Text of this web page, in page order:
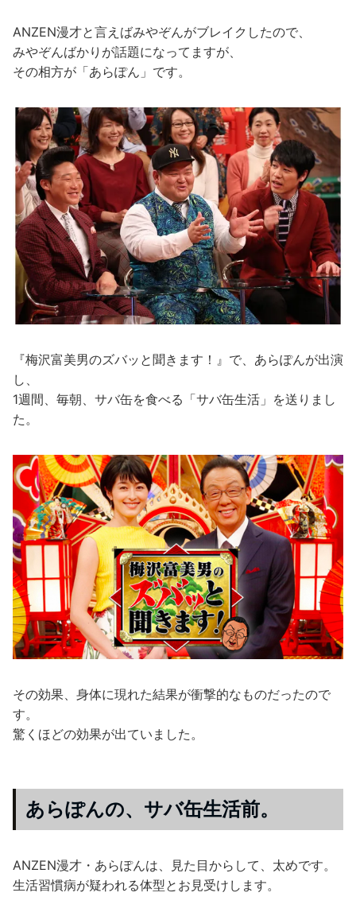
ANZEN漫才と言えばみやぞんがブレイクしたので、
みやぞんばかりが話題になってますが、
その相方が「あらぽん」です。
『梅沢富美男のズバッと聞きます！』で、あらぽんが出演
し、
1週間、毎朝、サバ缶を食べる「サバ缶生活」を送りまし
た。
その効果、身体に現れた結果が衝撃的なものだったので
す。
驚くほどの効果が出ていました。
あらぽんの、サバ缶生活前。
ANZEN漫才・あらぽんは、見た目からして、太めです。
生活習慣病が疑われる体型とお見受けします。